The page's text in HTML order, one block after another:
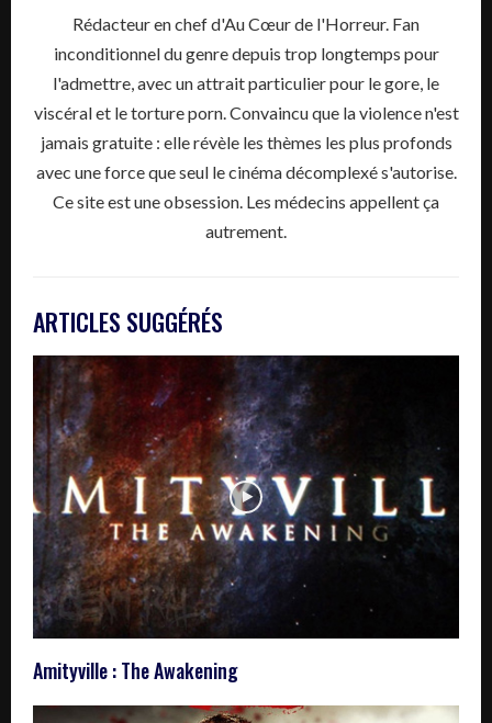
Rédacteur en chef d'Au Cœur de l'Horreur. Fan
inconditionnel du genre depuis trop longtemps pour
l'admettre, avec un attrait particulier pour le gore, le
viscéral et le torture porn. Convaincu que la violence n'est
jamais gratuite : elle révèle les thèmes les plus profonds
avec une force que seul le cinéma décomplexé s'autorise.
Ce site est une obsession. Les médecins appellent ça
autrement.
ARTICLES SUGGÉRÉS
Amityville : The Awakening